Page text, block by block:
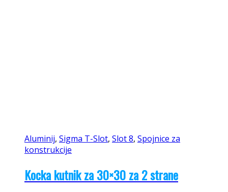
Aluminij, Sigma T-Slot, Slot 8, Spojnice za
konstrukcije
Kocka kutnik za 30×30 za 2 strane